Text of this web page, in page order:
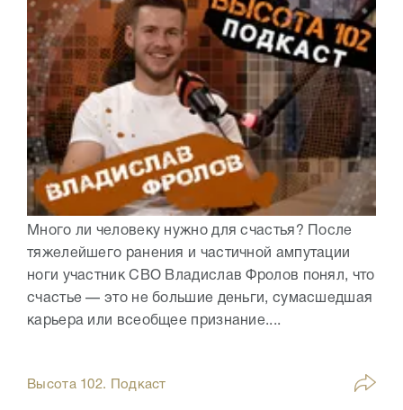
Много ли человеку нужно для счастья? После
тяжелейшего ранения и частичной ампутации
ноги участник СВО Владислав Фролов понял, что
счастье — это не большие деньги, сумасшедшая
карьера или всеобщее признание....
Высота 102. Подкаст